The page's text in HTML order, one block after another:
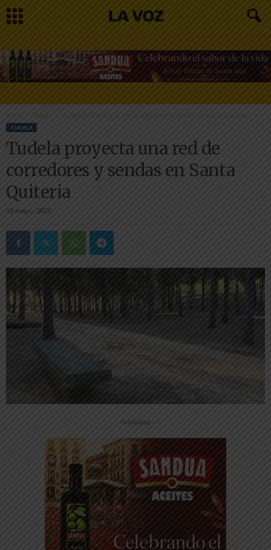
Inicio Tudela Tudela proyecta una red de corredores y sendas en Santa Quiteria
TUDELA
Tudela proyecta una red de
corredores y sendas en Santa
Quiteria
15 mayo, 2026
-- Publicidad --